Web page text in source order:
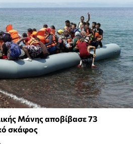
Μάνης αποβίβασε 73
σκάφος